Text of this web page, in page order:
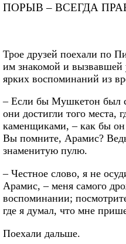
ПОРЫВ – ВСЕГДА
Трое друзей поехали по
им знакомой и
ярких воспоминаний из
– Если бы Мушкетон был
они достигли того места,
каменщиками, – как бы он
Вы помните, Арамис?
знаменитую пулю.
– Честное слово, я не
Арамис, – меня самого
воспоминании;
где я думал, что мне
Поехали дальше.